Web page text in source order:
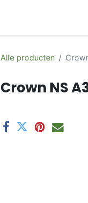
Alle producten
Crown NS